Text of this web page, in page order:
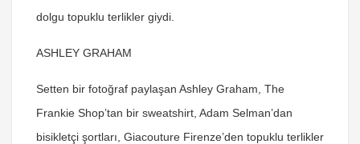
dolgu topuklu terlikler giydi.
ASHLEY GRAHAM
Setten bir fotoğraf paylaşan Ashley Graham, The
Frankie Shop’tan bir sweatshirt, Adam Selman’dan
bisikletçi şortları, Giacouture Firenze’den topuklu terlikler